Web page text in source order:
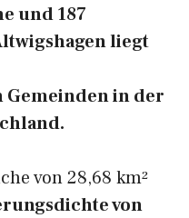
und 187
liegt
in der
von 28,68 km²
von